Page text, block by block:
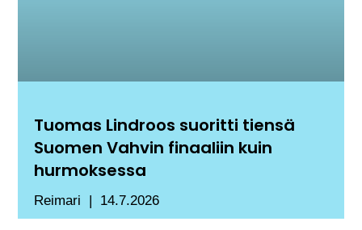
Tuomas Lindroos suoritti tiensä
Suomen Vahvin finaaliin kuin
hurmoksessa
Reimari 14.7.2026